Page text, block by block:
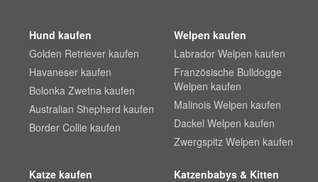
Hund kaufen
Golden Retriever kaufen
Havaneser kaufen
Bolonka Zwetna kaufen
Australian Shepherd kaufen
Border Collie kaufen
Welpen kaufen
Labrador Welpen kaufen
Französische Bulldogge
Welpen kaufen
Malinois Welpen kaufen
Dackel Welpen kaufen
Zwergspitz Welpen kaufen
Katze kaufen
Katzenbabys & Kitten